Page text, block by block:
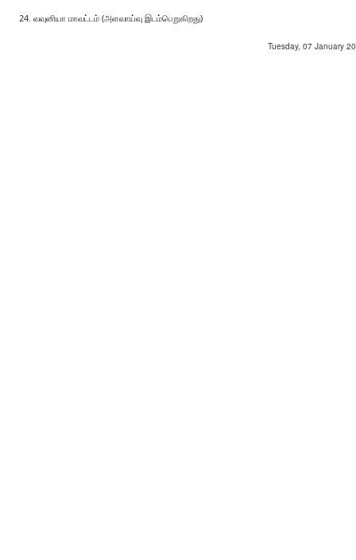
வவுனியா மாவட்டம் (அளவாய்வு இடம்பெறுகிறது)
Tuesday, 07 January